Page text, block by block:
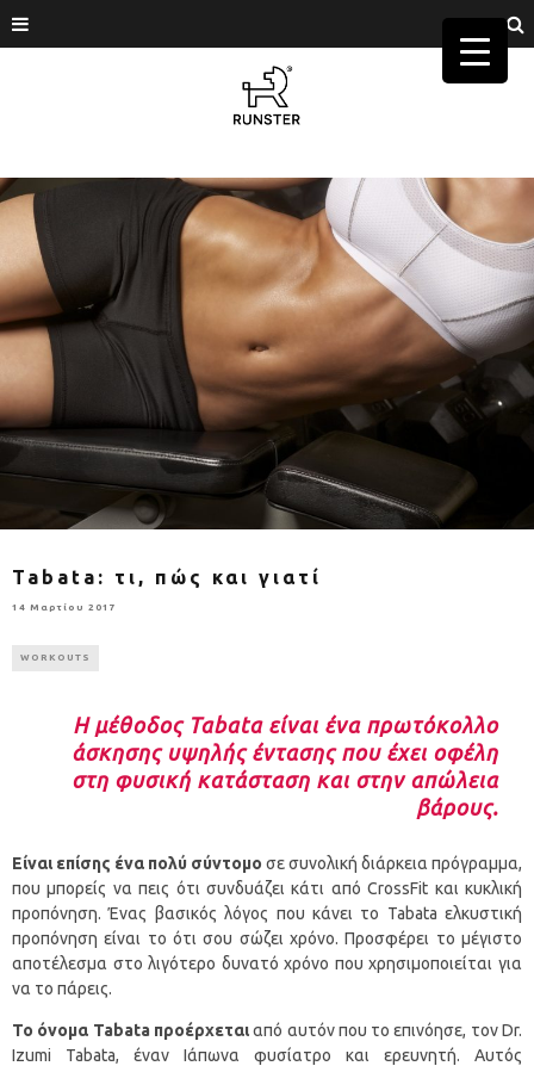
Tabata: τι, πώς και γιατί
14 Μαρτίου 2017
WORKOUTS
Η μέθοδος Tabata είναι ένα πρωτόκολλο
άσκησης υψηλής έντασης που έχει οφέλη
στη φυσική κατάσταση και στην απώλεια
βάρους.
Είναι επίσης ένα πολύ σύντομο σε συνολική διάρκεια πρόγραμμα,
που μπορείς να πεις ότι συνδυάζει κάτι από CrossFit και κυκλική
προπόνηση. Ένας βασικός λόγος που κάνει το Tabata ελκυστική
προπόνηση είναι το ότι σου σώζει χρόνο. Προσφέρει το μέγιστο
αποτέλεσμα στο λιγότερο δυνατό χρόνο που χρησιμοποιείται για
να το πάρεις.
Το όνομα Tabata προέρχεταιαπό αυτόν που το επινόησε, τον Dr.
Ιzumi Tabata, έναν Ιάπωνα φυσίατρο και ερευνητή. Αυτός